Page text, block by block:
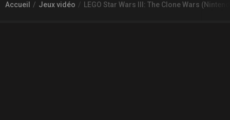
Accueil Jeux vidéo LEGO Star Wars III: The Clone Wars